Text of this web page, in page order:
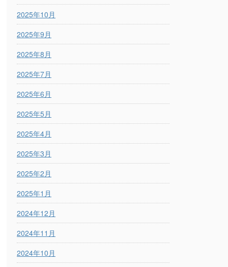
2025年10月
2025年9月
2025年8月
2025年7月
2025年6月
2025年5月
2025年4月
2025年3月
2025年2月
2025年1月
2024年12月
2024年11月
2024年10月